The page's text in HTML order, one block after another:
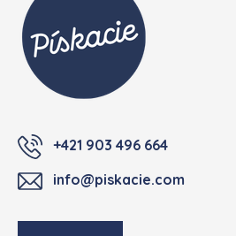
+421 903 496 664
info@piskacie.com